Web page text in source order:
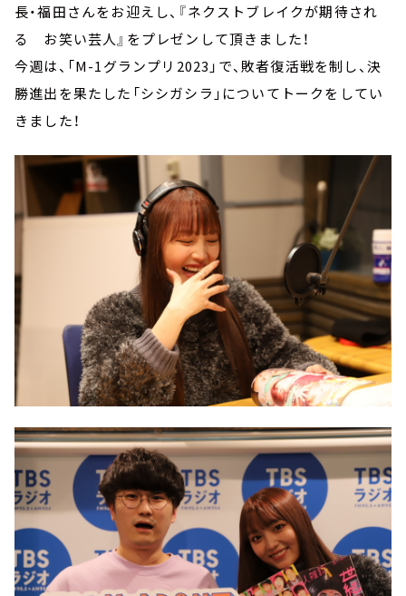
長・福田さんをお迎えし、『ネクストブレイクが期待され
る お笑い芸人』をプレゼンして頂きました！
今週は、「M-1グランプリ2023」で、敗者復活戦を制し、決
勝進出を果たした「シシガシラ」についてトークをしてい
きました！